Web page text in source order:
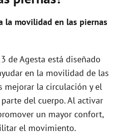
i
e
o
la movilidad en las piernas
de Agesta está diseñado
en la movilidad de las
mejorar la circulación y el
del cuerpo. Al activar
un mayor confort,
el movimiento.